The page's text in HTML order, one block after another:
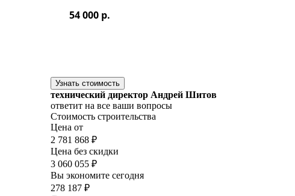
54 000 р.
Узнать стоимость
технический директор Андрей Шитов
ответит на все ваши вопросы
Стоимость строительства
Цена от
2 781 868 ₽
Цена без скидки
3 060 055 ₽
Вы экономите сегодня
278 187 ₽